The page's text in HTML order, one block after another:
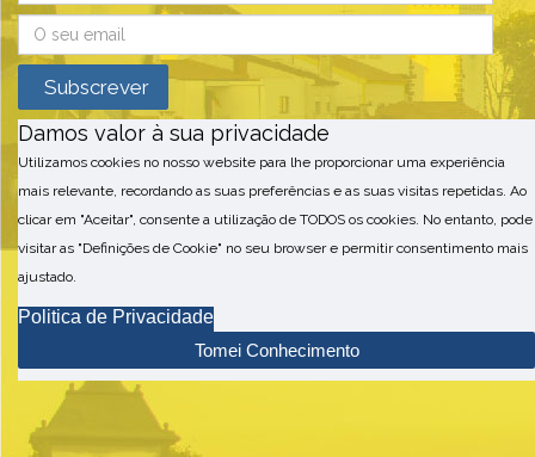
Damos valor à sua privacidade
Utilizamos cookies no nosso website para lhe proporcionar uma experiência
mais relevante, recordando as suas preferências e as suas visitas repetidas. Ao
clicar em "Aceitar", consente a utilização de TODOS os cookies. No entanto, pode
visitar as "Definições de Cookie" no seu browser e permitir consentimento mais
ajustado.
Politica de Privacidade
Tomei Conhecimento